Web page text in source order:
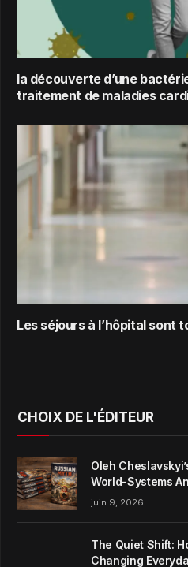
la découverte d’une
traitement de maladies
Les séjours à l’hôpital sont
CHOIX DE L'ÉDITEUR
Oleh
World-Systems
juin 9, 2026
The Quiet Shift:
Changing